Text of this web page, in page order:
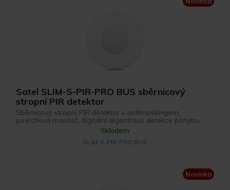
Satel SLIM-S-PIR-PRO BUS sběrnicový
stropní PIR detektor
Sběrnicový stropní PIR detektor s antimaskingem,
povrchová montáž, digitální algoritmus detekce pohybu.
Skladem
SLIM-S-PIR-PRO BUS
Novinka